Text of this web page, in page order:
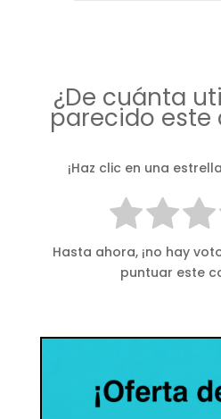
¿De cuánta
parecido este
¡Haz clic en una
Hasta ahora, ¡no hay
puntuar este